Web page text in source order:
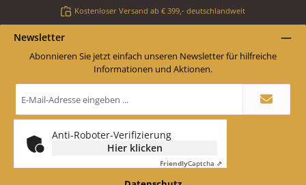
Kostenloser Versand ab € 399,- deutschlandweit
Newsletter
Abonnieren Sie jetzt einfach unseren Newsletter für hilfreiche
Informationen und Aktionen.
Mail-
Adresse
*
Anti-Roboter-Verifizierung
Hier klicken
FriendlyCaptcha ⇗